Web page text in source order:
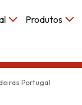
Produtos
Portugal